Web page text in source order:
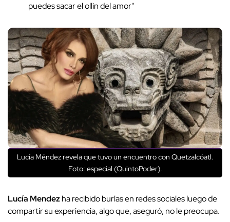
puedes sacar el ollin del amor"
Lucía Méndez revela que tuvo un encuentro con Quetzalcóatl.
Foto: especial (QuintoPoder).
Lucía Mendezha recibido burlas en redes sociales luego de
compartir su experiencia, algo que, aseguró, no le preocupa.